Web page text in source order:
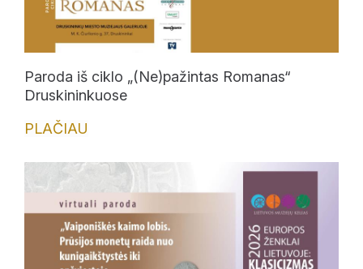
Paroda iš ciklo „(Ne)pažintas Romanas“
Druskininkuose
PLAČIAU